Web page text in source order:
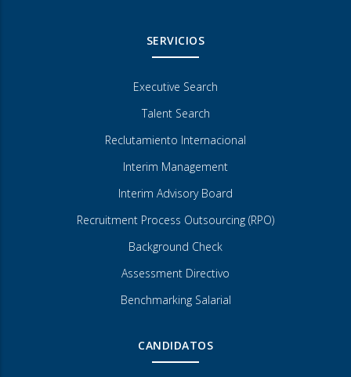
SERVICIOS
Executive Search
Talent Search
Reclutamiento Internacional
Interim Management
Interim Advisory Board
Recruitment Process Outsourcing (RPO)
Background Check
Assessment Directivo
Benchmarking Salarial
CANDIDATOS